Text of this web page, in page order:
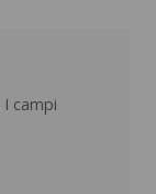
I campi